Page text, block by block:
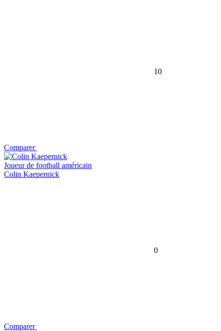
10
Comparer
Joueur de football américain
Colin Kaepernick
0
Comparer